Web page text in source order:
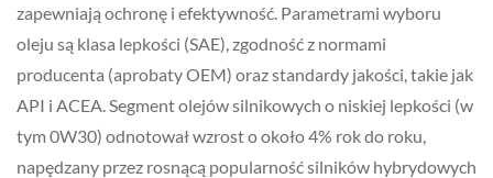
zapewniają ochronę i efektywność. Parametrami wyboru
oleju są klasa lepkości (SAE), zgodność z normami
producenta (aprobaty OEM) oraz standardy jakości, takie jak
API i ACEA. Segment olejów silnikowych o niskiej lepkości (w
tym 0W30) odnotował wzrost o około 4% rok do roku,
napędzany przez rosnącą popularność silników hybrydowych